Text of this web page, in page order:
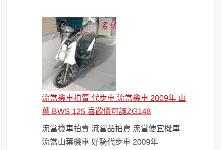
流當機車拍賣 代步車 流當機車 2009年 山
葉 BWS 125 喜歡價可議ZG148
流當機車拍賣 流當品拍賣 流當便宜機車
流當山葉機車 好騎代步車 2009年